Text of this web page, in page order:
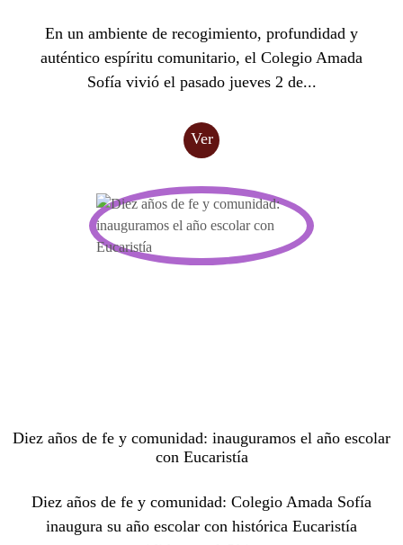
En un ambiente de recogimiento, profundidad y
auténtico espíritu comunitario, el Colegio Amada
Sofía vivió el pasado jueves 2 de...
Ver
Diez años de fe y comunidad: inauguramos el año escolar
con Eucaristía
Diez años de fe y comunidad: Colegio Amada Sofía
inaugura su año escolar con histórica Eucaristía